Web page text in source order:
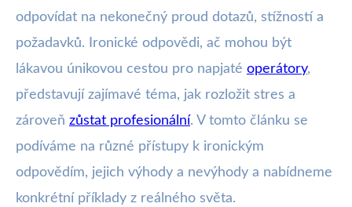
odpovídat na nekonečný proud dotazů, stížností a
požadavků. Ironické odpovědi, ač mohou být
lákavou únikovou cestou pro napjaté operátory,
představují zajímavé téma, jak rozložit stres a
zároveň zůstat profesionální. V tomto článku se
podíváme na různé přístupy k ironickým
odpovědím, jejich výhody a nevýhody a nabídneme
konkrétní příklady z reálného světa.